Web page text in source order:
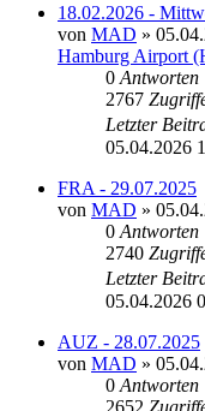
18.02.2026 -
von MAD »
Hamburg Airport
0 Antworten
2767
Letzter
05.04.2026
FRA - 29.07.2025
von MAD »
0 Antworten
2740
Letzter
05.04.2026
AUZ - 28.07.2025
von MAD »
0 Antworten
2652